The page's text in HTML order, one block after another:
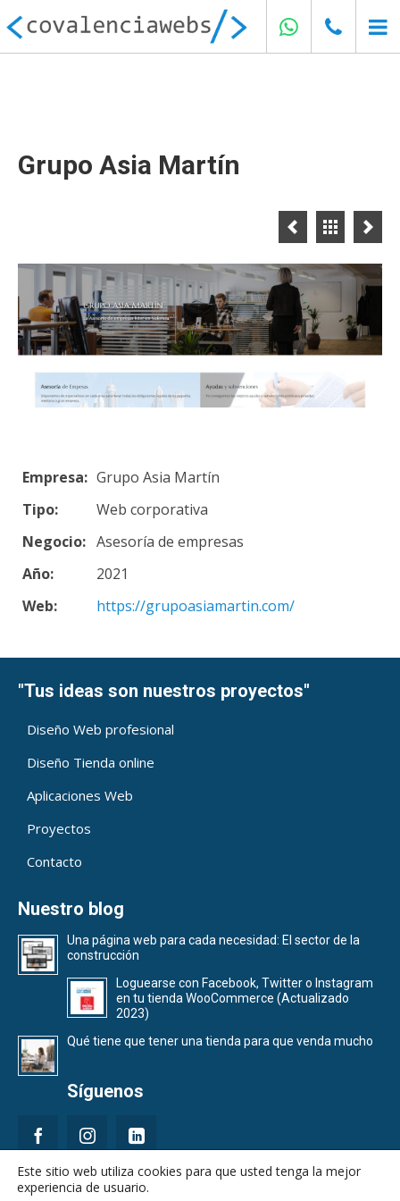
Grupo Asia Martín
Empresa: Grupo Asia Martín
Tipo:
Web corporativa
Negocio: Asesoría de empresas
Año:
2021
Web:
https://grupoasiamartin.com/
"Tus ideas son nuestros proyectos"
Diseño Web profesional
Diseño Tienda online
Aplicaciones Web
Proyectos
Contacto
Nuestro blog
Una página web para cada necesidad: El sector de la
construcción
Loguearse con Facebook, Twitter o Instagram
en tu tienda WooCommerce (Actualizado
2023)
Qué tiene que tener una tienda para que venda mucho
Síguenos
Tel: 644 981 346-Email:
Este sitio web utiliza cookies para que usted tenga la mejor
experiencia de usuario.